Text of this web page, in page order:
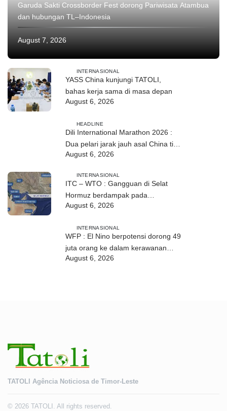
Garuda Sakti Crossborder Fest dorong Pariwisata Atambua
August 7, 2026
INTERNASIONAL
YASS China kunjungi TATOLI,
bahas kerja sama di masa depan
August 6, 2026
HEADLINE
Dili International Marathon 2026 :
Dua pelari jarak jauh asal China tiba
di Dili
August 6, 2026
INTERNASIONAL
ITC – WTO : Gangguan di Selat
Hormuz berdampak pada
perdagangan energi, pupuk, dan
August 6, 2026
INTERNASIONAL
WFP : El Nino berpotensi dorong 49
juta orang ke dalam kerawanan
pangan akut
August 6, 2026
TATOLI Agência Noticiosa de Timor-Leste
© 2026 TATOLI. All rights reserved.